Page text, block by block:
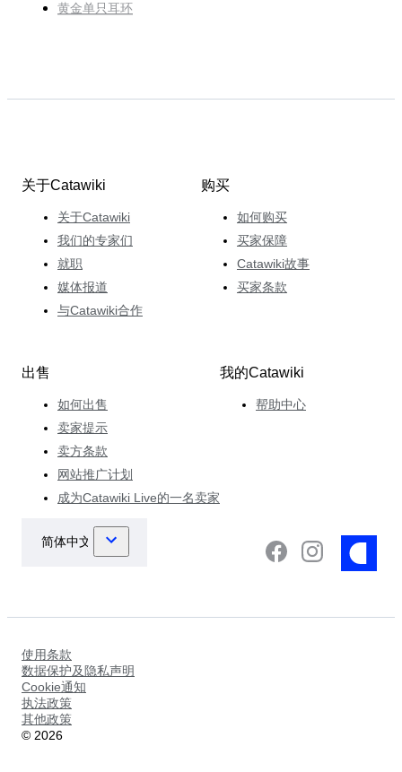
黄金单只耳环
关于Catawiki
关于Catawiki
我们的专家们
就职
媒体报道
与Catawiki合作
购买
如何购买
买家保障
Catawiki故事
买家条款
出售
如何出售
卖家提示
卖方条款
网站推广计划
成为Catawiki Live的一名卖家
我的Catawiki
帮助中心
使用条款
数据保护及隐私声明
Cookie通知
执法政策
其他政策
© 2026